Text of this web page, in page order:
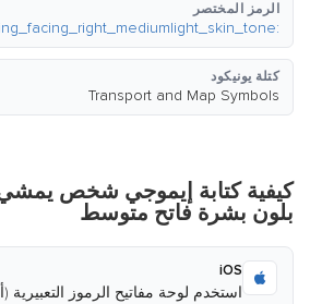
الرمز المختصر
:person_walking_facing_right_mediumlight_skin_tone:
كتلة يونيكود
Transport and Map Symbols
كيفية كتابة إيموجي شخص يمشي
بلون بشرة فاتح متوسط
iOS
استخدم لوحة مفاتيح الرموز التعبيرية